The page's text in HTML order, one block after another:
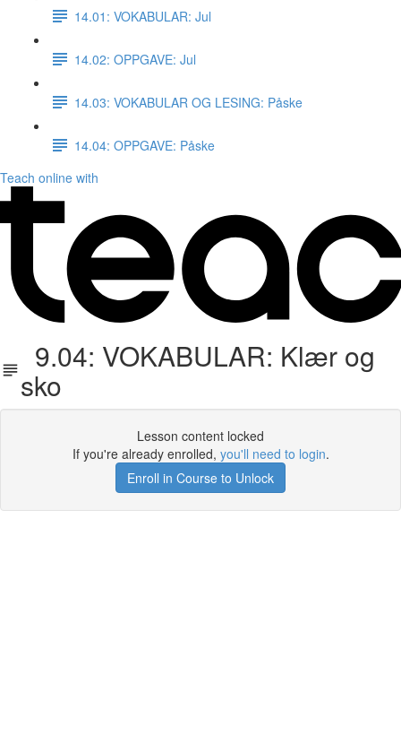
14.01: VOKABULAR: Jul
14.02: OPPGAVE: Jul
14.03: VOKABULAR OG LESING: Påske
14.04: OPPGAVE: Påske
Teach online with
9.04: VOKABULAR: Klær og
sko
Lesson content locked
If you're already enrolled, you'll need to login.
Enroll in Course to Unlock